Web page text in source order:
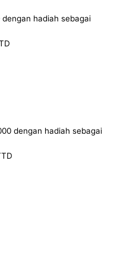
dengan hadiah sebagai
dengan hadiah sebagai